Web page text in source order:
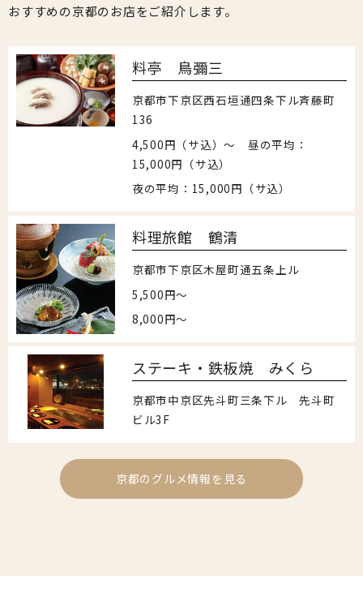
おすすめの京都のお店をご紹介します。
料亭 鳥彌三
京都市下京区西石垣通四条下ル斉藤町
136
4,500円（サ込）〜 昼の平均：
15,000円（サ込）
夜の平均：15,000円（サ込）
料理旅館 鶴清
京都市下京区木屋町通五条上ル
5,500円～
8,000円～
ステーキ・鉄板焼 みくら
京都市中京区先斗町三条下ル 先斗町
ビル3F
京都のグルメ情報を見る